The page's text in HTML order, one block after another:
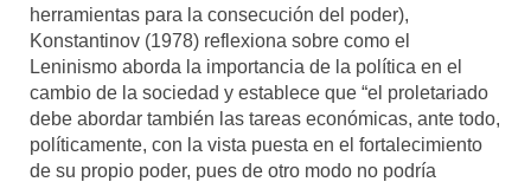
herramientas para la consecución del poder),
Konstantinov (1978) reflexiona sobre como el
Leninismo aborda la importancia de la política en el
cambio de la sociedad y establece que “el proletariado
debe abordar también las tareas económicas, ante todo,
políticamente, con la vista puesta en el fortalecimiento
de su propio poder, pues de otro modo no podría